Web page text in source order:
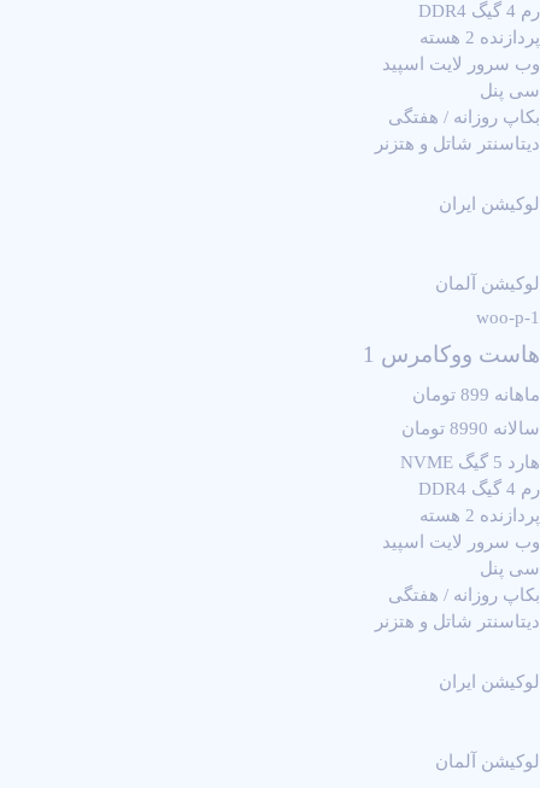
رم 4 گیگ DDR4
پردازنده 2 هسته
وب سرور لایت اسپید
سی پنل
بکاپ روزانه / هفتگی
دیتاسنتر شاتل و هتزنر
لوکیشن ایران
لوکیشن آلمان
woo-p-1
هاست ووکامرس 1
ماهانه 899 تومان
سالانه 8990 تومان
هارد 5 گیگ NVME
رم 4 گیگ DDR4
پردازنده 2 هسته
وب سرور لایت اسپید
سی پنل
بکاپ روزانه / هفتگی
دیتاسنتر شاتل و هتزنر
لوکیشن ایران
لوکیشن آلمان